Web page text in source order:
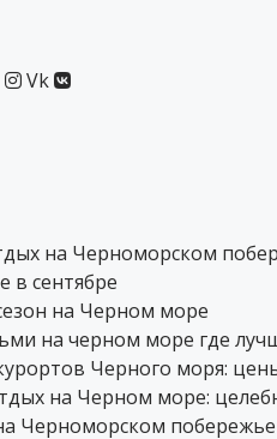
Vk
на Черноморском
в сентябре
на Черном море
на черном море где
Черного моря:
на Черном море:
Черноморском